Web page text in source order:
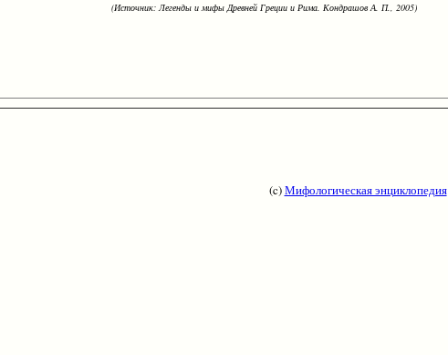
(Источник: Легенды и мифы Древней Греции и Рима. Кондрашов А. П., 2005)
(c)Мифологическая энциклопедия